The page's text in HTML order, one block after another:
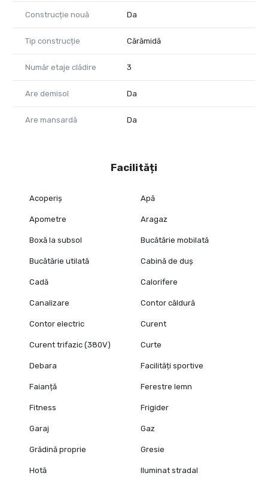
Construcție nouă Da
Tip construcție Cărămidă
Număr etaje clădire 3
Are demisol Da
Are mansardă Da
Facilități
Acoperiș Apă
Apometre Aragaz
Boxă la subsol Bucătărie mobilată
Bucătărie utilată Cabină de duș
Cadă Calorifere
Canalizare Contor căldură
Contor electric Curent
Curent trifazic (380V) Curte
Debara Facilități sportive
Faianță Ferestre lemn
Fitness Frigider
Garaj Gaz
Grădină proprie Gresie
Hotă Iluminat stradal